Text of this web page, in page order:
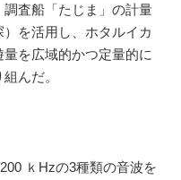
査船「たじま」の計量
を活用し、ホタルイカ
を広域的かつ定量的に
んだ。
ｋHzの3種類の音波を